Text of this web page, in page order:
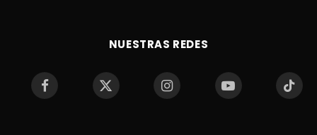
NUESTRAS REDES
Facebook
X
Instagram YouTube